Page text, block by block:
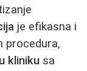
je efikasna i
procedura,
kliniku sa